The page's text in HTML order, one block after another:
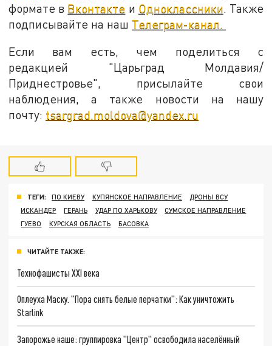
формате в Вконтакте и Одноклассники . Также
подписывайте на наш Телеграм-канал.
Если вам есть, чем поделиться с
редакцией "Царьград Молдавия/
Приднестровье", присылайте свои
наблюдения, а также новости на нашу
почту: tsargrad.moldova@yandex.ru
ТЕГИ: ПО КИЕВУ КУПЯНСКОЕ НАПРАВЛЕНИЕ
ДРОНЫ ВСУ
ИСКАНДЕР
ГЕРАНЬ УДАР ПО ХАРЬКОВУ
СУМСКОЕ НАПРАВЛЕНИЕ
ГУЕВО
КУРСКАЯ ОБЛАСТЬ БАСОВКА
ЧИТАЙТЕ ТАКЖЕ:
Технофашисты XXI века
Оплеуха Маску. "Пора снять белые перчатки": Как уничтожить
Starlink
Запорожье наше: группировка "Центр" освободила населённый